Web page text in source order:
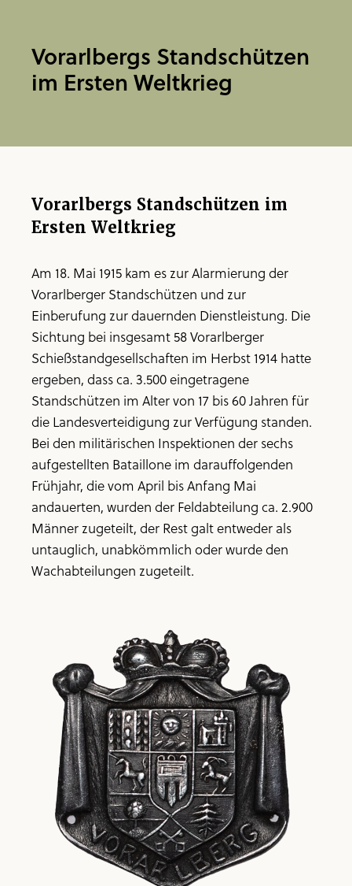
Vorarlbergs Standschützen
im Ersten Weltkrieg
Vorarlbergs Standschützen im
Ersten Weltkrieg
Am 18. Mai 1915 kam es zur Alarmierung der
Vorarlberger Standschützen und zur
Einberufung zur dauernden Dienstleistung. Die
Sichtung bei insgesamt 58 Vorarlberger
Schießstandgesellschaften im Herbst 1914 hatte
ergeben, dass ca. 3.500 eingetragene
Standschützen im Alter von 17 bis 60 Jahren für
die Landesverteidigung zur Verfügung standen.
Bei den militärischen Inspektionen der sechs
aufgestellten Bataillone im darauffolgenden
Frühjahr, die vom April bis Anfang Mai
andauerten, wurden der Feldabteilung ca. 2.900
Männer zugeteilt, der Rest galt entweder als
untauglich, unabkömmlich oder wurde den
Wachabteilungen zugeteilt.